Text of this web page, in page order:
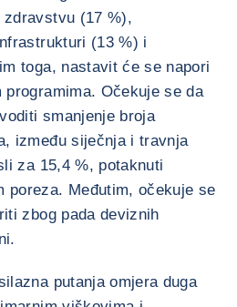
zdravstvu (17 %),
(13 %) i
toga, nastavit će se napori
Očekuje se da
smanjenje broja
između siječnja i travnja
za 15,4 %, potaknuti
poreza. Međutim, očekuje se
zbog pada deviznih
putanja omjera duga